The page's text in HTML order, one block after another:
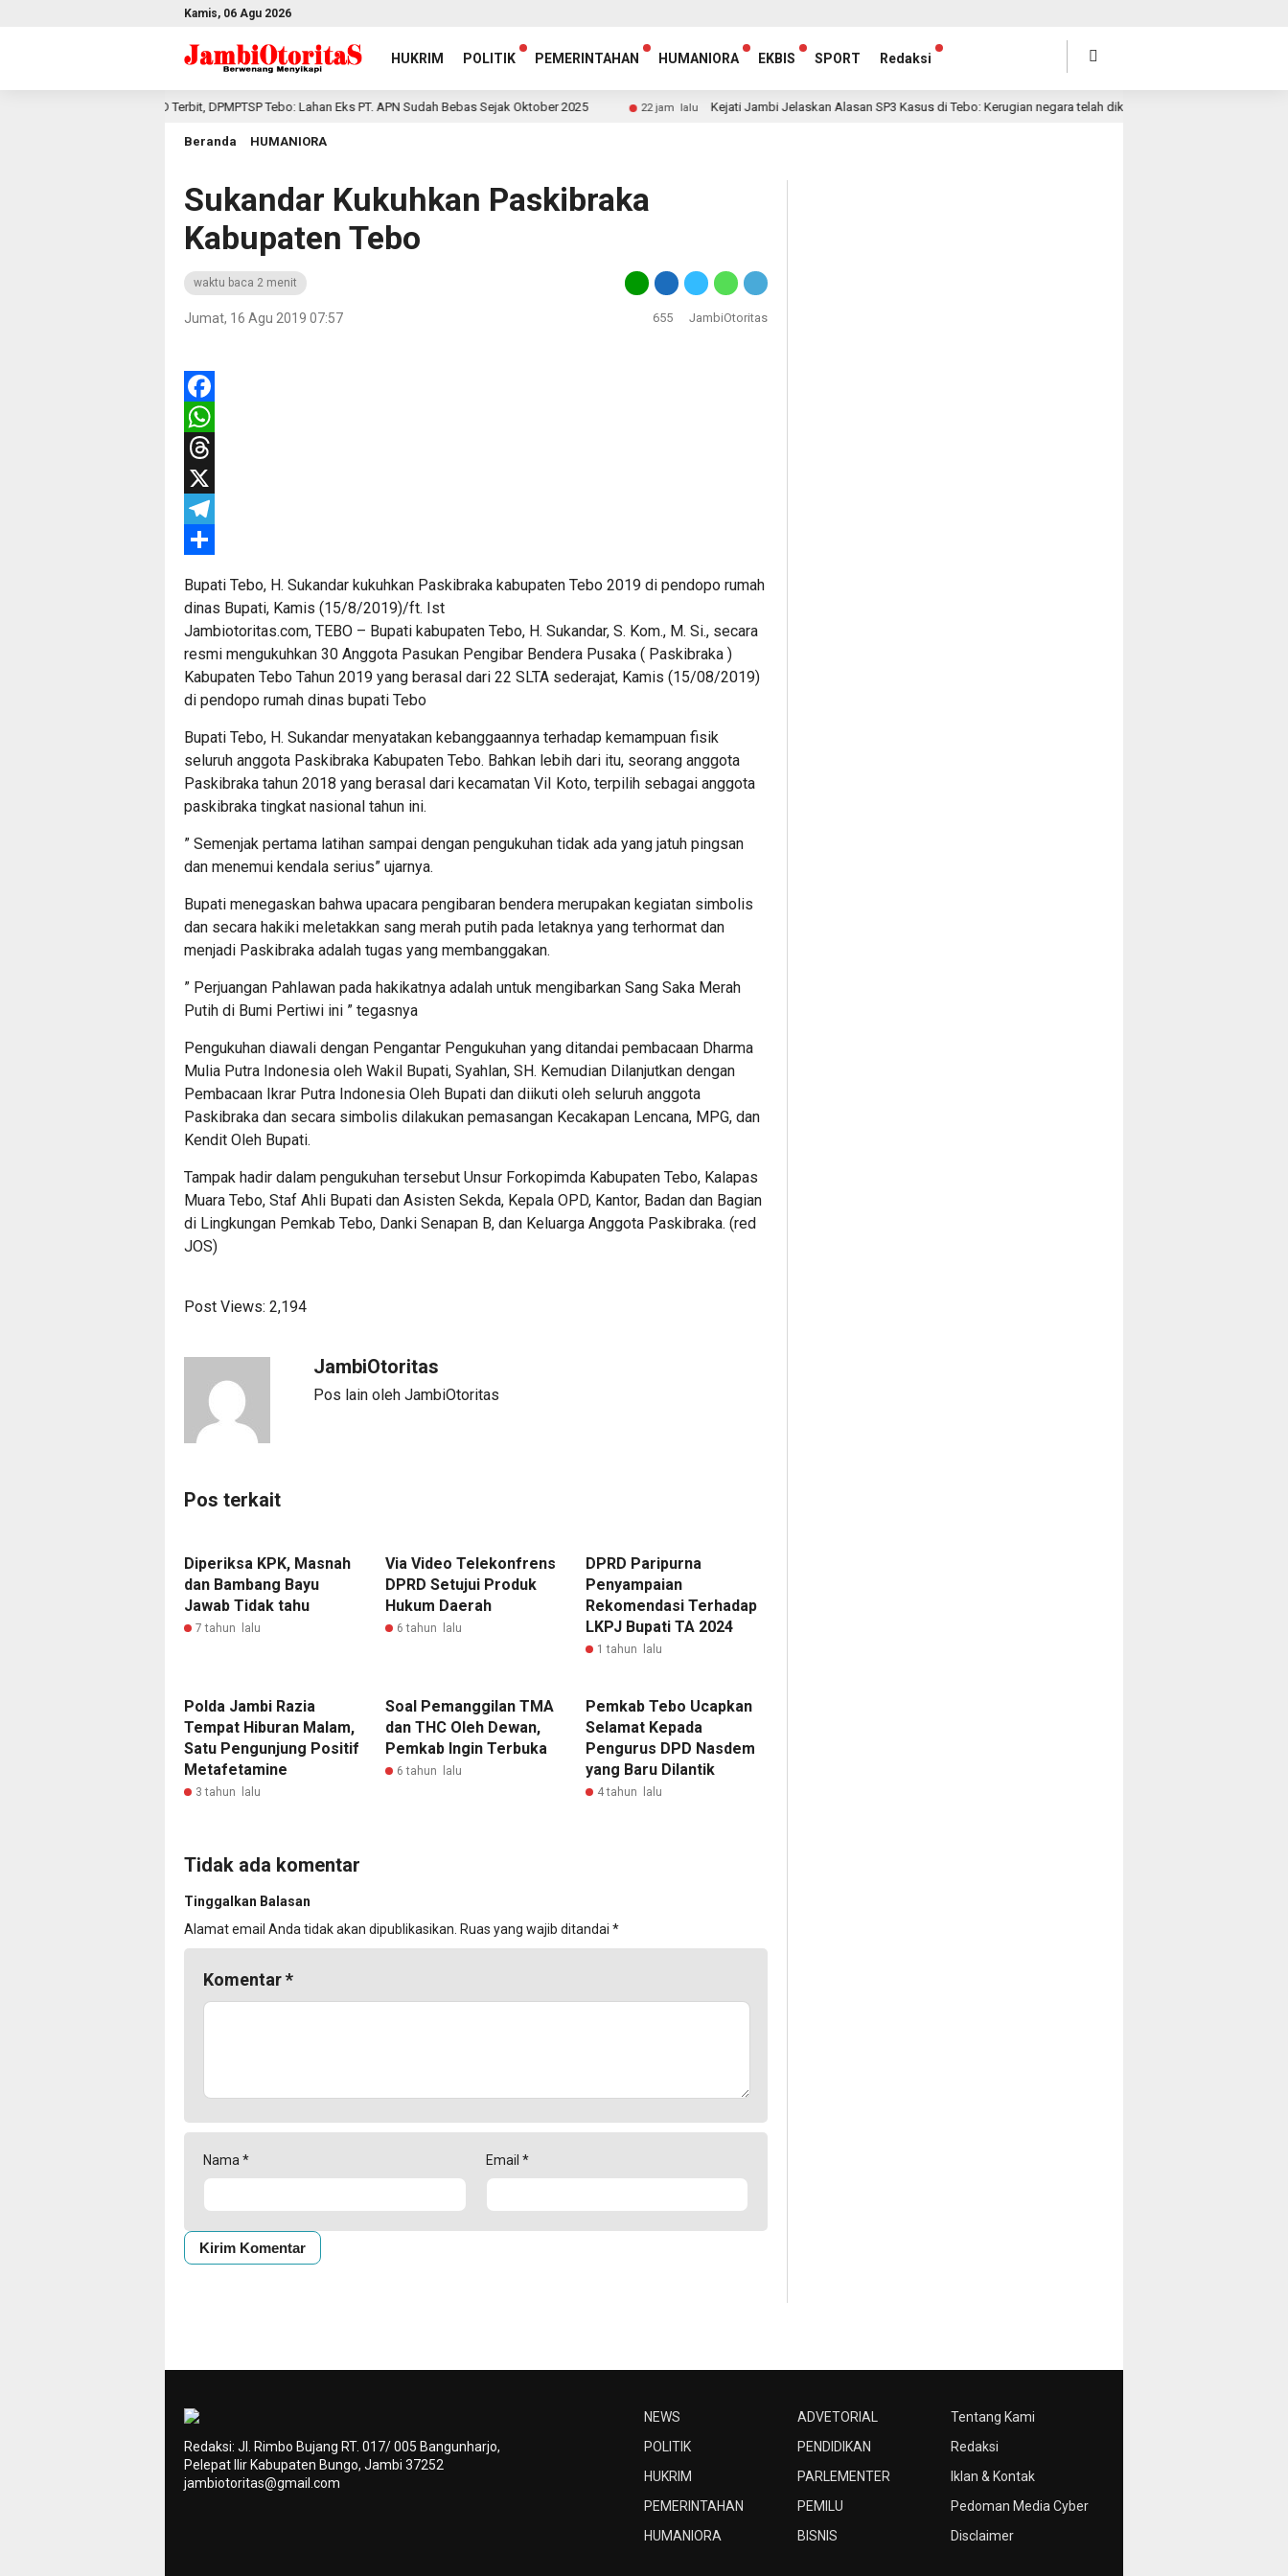
Kamis, 06 Agu 2026
HUKRIM POLITIK PEMERINTAHAN HUMANIORA EKBIS SPORT Redaksi
PKKPR PT. MUD Terbit, DPMPTSP Tebo: Lahan Eks PT. APN Sudah Bebas Sejak Oktober 2025 22 jam lalu Kejati Jambi Jelaskan Alasan SP3 Kasus di Tebo: Kerugian negara telah dikembalikan
Beranda HUMANIORA
Sukandar Kukuhkan Paskibraka
Kabupaten Tebo
waktu baca 2 menit
Jumat, 16 Agu 2019 07:57 655 JambiOtoritas
Facebook
WhatsApp
Threads
X
Telegram
Bupati Tebo, H. Sukandar kukuhkan Paskibraka kabupaten Tebo 2019 di pendopo rumah
dinas Bupati, Kamis (15/8/2019)/ft. Ist
Jambiotoritas.com, TEBO – Bupati kabupaten Tebo, H. Sukandar, S. Kom., M. Si., secara
resmi mengukuhkan 30 Anggota Pasukan Pengibar Bendera Pusaka ( Paskibraka )
Kabupaten Tebo Tahun 2019 yang berasal dari 22 SLTA sederajat, Kamis (15/08/2019)
di pendopo rumah dinas bupati Tebo
Bupati Tebo, H. Sukandar menyatakan kebanggaannya terhadap kemampuan fisik
seluruh anggota Paskibraka Kabupaten Tebo. Bahkan lebih dari itu, seorang anggota
Paskibraka tahun 2018 yang berasal dari kecamatan ViI Koto, terpilih sebagai anggota
paskibraka tingkat nasional tahun ini.
” Semenjak pertama latihan sampai dengan pengukuhan tidak ada yang jatuh pingsan
dan menemui kendala serius” ujarnya.
Bupati menegaskan bahwa upacara pengibaran bendera merupakan kegiatan simbolis
dan secara hakiki meletakkan sang merah putih pada letaknya yang terhormat dan
menjadi Paskibraka adalah tugas yang membanggakan.
” Perjuangan Pahlawan pada hakikatnya adalah untuk mengibarkan Sang Saka Merah
Putih di Bumi Pertiwi ini ” tegasnya
Pengukuhan diawali dengan Pengantar Pengukuhan yang ditandai pembacaan Dharma
Mulia Putra Indonesia oleh Wakil Bupati, Syahlan, SH. Kemudian Dilanjutkan dengan
Pembacaan Ikrar Putra Indonesia Oleh Bupati dan diikuti oleh seluruh anggota
Paskibraka dan secara simbolis dilakukan pemasangan Kecakapan Lencana, MPG, dan
Kendit Oleh Bupati.
Tampak hadir dalam pengukuhan tersebut Unsur Forkopimda Kabupaten Tebo, Kalapas
Muara Tebo, Staf Ahli Bupati dan Asisten Sekda, Kepala OPD, Kantor, Badan dan Bagian
di Lingkungan Pemkab Tebo, Danki Senapan B, dan Keluarga Anggota Paskibraka. (red
JOS)
Post Views: 2,194
JambiOtoritas
Pos lain oleh JambiOtoritas
Pos terkait
Diperiksa KPK, Masnah
dan Bambang Bayu
Jawab Tidak tahu
7 tahun lalu
Via Video Telekonfrens
DPRD Setujui Produk
Hukum Daerah
6 tahun lalu
DPRD Paripurna
Penyampaian
Rekomendasi Terhadap
LKPJ Bupati TA 2024
1 tahun lalu
Polda Jambi Razia
Tempat Hiburan Malam,
Satu Pengunjung Positif
Metafetamine
3 tahun lalu
Soal Pemanggilan TMA
dan THC Oleh Dewan,
Pemkab Ingin Terbuka
6 tahun lalu
Pemkab Tebo Ucapkan
Selamat Kepada
Pengurus DPD Nasdem
yang Baru Dilantik
4 tahun lalu
Tidak ada komentar
Tinggalkan Balasan
Alamat email Anda tidak akan dipublikasikan. Ruas yang wajib ditandai *
Komentar*
Nama * Email *
NEWS
POLITIK
HUKRIM
PEMERINTAHAN
HUMANIORA
ADVETORIAL
PENDIDIKAN
PARLEMENTER
PEMILU
BISNIS
Tentang Kami
Redaksi
Iklan & Kontak
Pedoman Media Cyber
Disclaimer
Redaksi: Jl. Rimbo Bujang RT. 017/ 005 Bangunharjo,
Pelepat Ilir Kabupaten Bungo, Jambi 37252
jambiotoritas@gmail.com